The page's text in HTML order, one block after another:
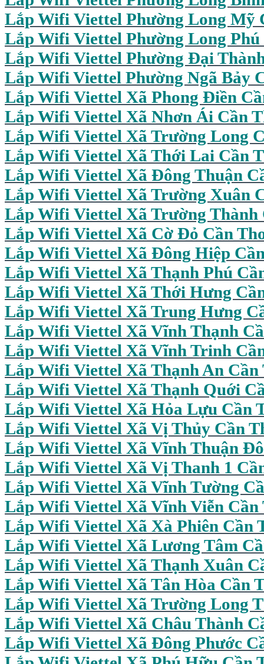
Lắp Wifi Viettel Phường Long Mỹ
Lắp Wifi Viettel Phường Long Phú
Lắp Wifi Viettel Phường Đại
Lắp Wifi Viettel Phường Ngã Bảy
Lắp Wifi Viettel Xã Phong Điền
Lắp Wifi Viettel Xã Nhơn Ái Cần
Lắp Wifi Viettel Xã Trường Long
Lắp Wifi Viettel Xã Thới Lai Cần
Lắp Wifi Viettel Xã Đông Thuận
Lắp Wifi Viettel Xã Trường Xuân
Lắp Wifi Viettel Xã Trường Thành
Lắp Wifi Viettel Xã Cờ Đỏ Cần
Lắp Wifi Viettel Xã Đông Hiệp
Lắp Wifi Viettel Xã Thạnh Phú
Lắp Wifi Viettel Xã Thới Hưng
Lắp Wifi Viettel Xã Trung Hưng
Lắp Wifi Viettel Xã Vĩnh Thạnh
Lắp Wifi Viettel Xã Vĩnh Trinh
Lắp Wifi Viettel Xã Thạnh An Cần
Lắp Wifi Viettel Xã Thạnh Quới
Lắp Wifi Viettel Xã Hỏa Lựu Cần
Lắp Wifi Viettel Xã Vị Thủy Cần
Lắp Wifi Viettel Xã Vĩnh Thuận
Lắp Wifi Viettel Xã Vị Thanh 1
Lắp Wifi Viettel Xã Vĩnh Tường
Lắp Wifi Viettel Xã Vĩnh Viễn Cần
Lắp Wifi Viettel Xã Xà Phiên Cần
Lắp Wifi Viettel Xã Lương Tâm
Lắp Wifi Viettel Xã Thạnh Xuân
Lắp Wifi Viettel Xã Tân Hòa Cần
Lắp Wifi Viettel Xã Trường Long
Lắp Wifi Viettel Xã Châu Thành
Lắp Wifi Viettel Xã Đông Phước